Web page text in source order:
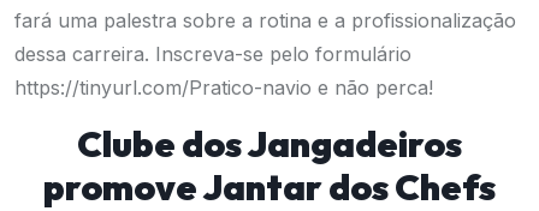
fará uma palestra sobre a rotina e a profissionalização
dessa carreira. Inscreva-se pelo formulário
https://tinyurl.com/Pratico-navio e não perca!
Clube dos Jangadeiros
promove Jantar dos Chefs